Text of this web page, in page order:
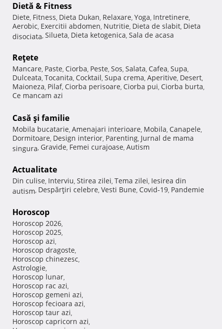
Dietă & Fitness
Diete, Fitness, Dieta Dukan, Relaxare, Yoga, Intretinere,
Aerobic, Exercitii abdomen, Nutritie, Dieta de slabit, Dieta
disociata, Silueta, Dieta ketogenica, Sala de acasa
Reţete
Mancare, Paste, Ciorba, Peste, Sos, Salata, Cafea, Supa,
Dulceata, Tocanita, Cocktail, Supa crema, Aperitive, Desert,
Maioneza, Pilaf, Ciorba perisoare, Ciorba pui, Ciorba burta,
Ce mancam azi
Casă şi familie
Mobila bucatarie, Amenajari interioare, Mobila, Canapele,
Dormitoare, Design interior, Parenting, Jurnal de mama
singura, Gravide, Femei curajoase, Autism
Actualitate
Din culise, Interviu, Stirea zilei, Tema zilei, Iesirea din
autism, Despărţiri celebre, Vesti Bune, Covid-19, Pandemie
Horoscop
Horoscop 2026,
Horoscop 2025,
Horoscop azi,
Horoscop dragoste,
Horoscop chinezesc,
Astrologie,
Horoscop lunar,
Horoscop rac azi,
Horoscop gemeni azi,
Horoscop fecioara azi,
Horoscop taur azi,
Horoscop capricorn azi,